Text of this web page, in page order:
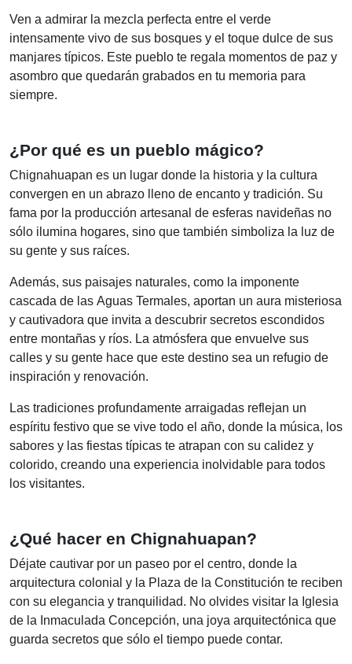
Ven a admirar la mezcla perfecta entre el verde
intensamente vivo de sus bosques y el toque dulce de sus
manjares típicos. Este pueblo te regala momentos de paz y
asombro que quedarán grabados en tu memoria para
siempre.
¿Por qué es un pueblo mágico?
Chignahuapan es un lugar donde la historia y la cultura
convergen en un abrazo lleno de encanto y tradición. Su
fama por la producción artesanal de esferas navideñas no
sólo ilumina hogares, sino que también simboliza la luz de
su gente y sus raíces.
Además, sus paisajes naturales, como la imponente
cascada de las Aguas Termales, aportan un aura misteriosa
y cautivadora que invita a descubrir secretos escondidos
entre montañas y ríos. La atmósfera que envuelve sus
calles y su gente hace que este destino sea un refugio de
inspiración y renovación.
Las tradiciones profundamente arraigadas reflejan un
espíritu festivo que se vive todo el año, donde la música, los
sabores y las fiestas típicas te atrapan con su calidez y
colorido, creando una experiencia inolvidable para todos
los visitantes.
¿Qué hacer en Chignahuapan?
Déjate cautivar por un paseo por el centro, donde la
arquitectura colonial y la Plaza de la Constitución te reciben
con su elegancia y tranquilidad. No olvides visitar la Iglesia
de la Inmaculada Concepción, una joya arquitectónica que
guarda secretos que sólo el tiempo puede contar.